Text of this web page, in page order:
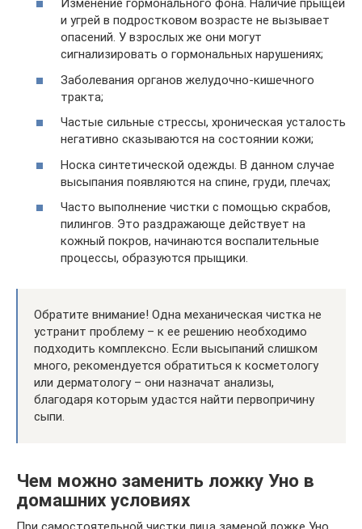
Изменение гормонального фона. Наличие прыщей
и угрей в подростковом возрасте не вызывает
опасений. У взрослых же они могут
сигнализировать о гормональных нарушениях;
Заболевания органов желудочно-кишечного
тракта;
Частые сильные стрессы, хроническая усталость
негативно сказываются на состоянии кожи;
Носка синтетической одежды. В данном случае
высыпания появляются на спине, груди, плечах;
Часто выполнение чистки с помощью скрабов,
пилингов. Это раздражающе действует на
кожный покров, начинаются воспалительные
процессы, образуются прыщики.
Обратите внимание! Одна механическая чистка не
устранит проблему – к ее решению необходимо
подходить комплексно. Если высыпаний слишком
много, рекомендуется обратиться к косметологу
или дерматологу – они назначат анализы,
благодаря которым удастся найти первопричину
сыпи.
Чем можно заменить ложку Уно в
домашних условиях